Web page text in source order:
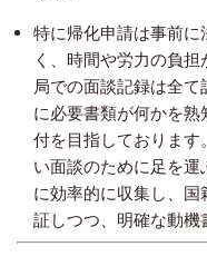
特に帰化申請は事前に
く、時間や労力の負
局での面談記録は全
に必要書類が何かを
付を目指しております
い面談のために足を
に効率的に収集し、
証しつつ、明確な動機